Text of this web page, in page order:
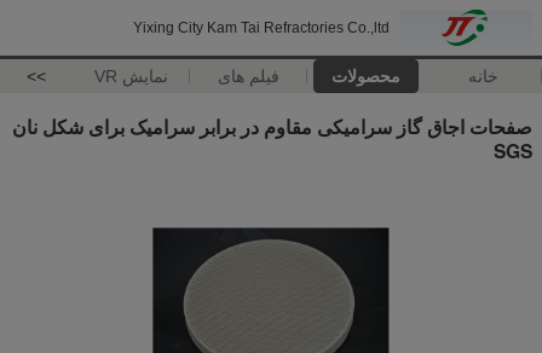
Yixing City Kam Tai Refractories Co.,ltd
خانه محصولات فیلم های نمایش VR >>
صفحات اجاق گاز سرامیکی مقاوم در برابر سرامیک برای شکل نان
SGS